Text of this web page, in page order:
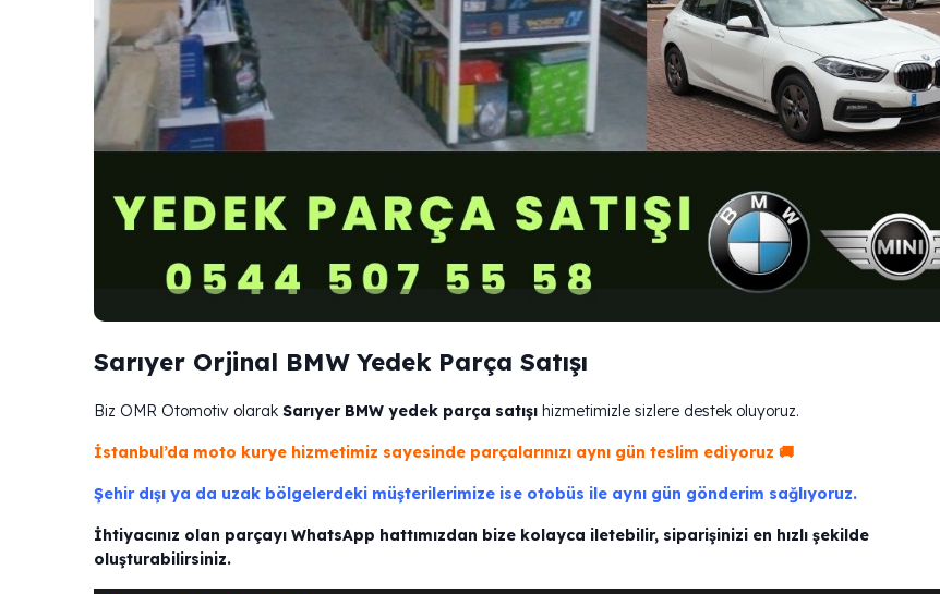
Sarıyer Orjinal BMW Yedek Parça Satışı
Biz OMR Otomotiv olarak Sarıyer BMW yedek parça satışı hizmetimizle sizlere destek oluyoruz.
İstanbul’da moto kurye hizmetimiz sayesinde parçalarınızı aynı gün teslim ediyoruz 🚚
Şehir dışı ya da uzak bölgelerdeki müşterilerimize ise otobüs ile aynı gün gönderim sağlıyoruz.
İhtiyacınız olan parçayı WhatsApp hattımızdan bize kolayca iletebilir, siparişinizi en hızlı şekilde
oluşturabilirsiniz.